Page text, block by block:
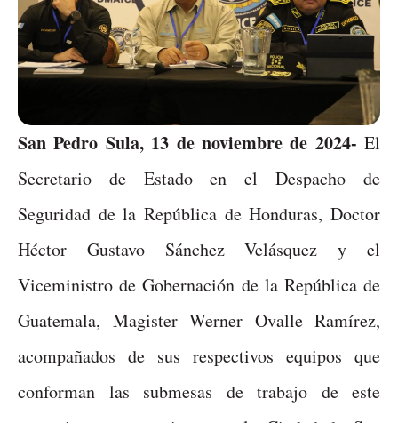
San Pedro Sula, 13 de noviembre de 2024- El
Secretario de Estado en el Despacho de
Seguridad de la República de Honduras, Doctor
Héctor Gustavo Sánchez Velásquez y el
Viceministro de Gobernación de la República de
Guatemala, Magister Werner Ovalle Ramírez,
acompañados de sus respectivos equipos que
conforman las submesas de trabajo de este